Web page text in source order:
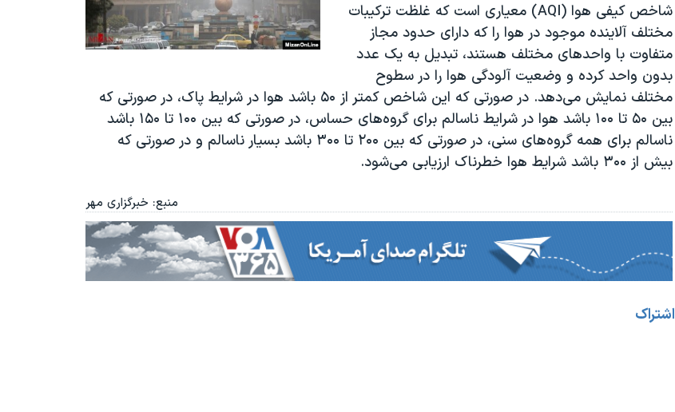
شاخص کیفی هوا (AQI) معیاری است که غلظت ترکیبات
مختلف آلاینده موجود در هوا را که دارای حدود مجاز
متفاوت با واحدهای مختلف هستند، تبدیل به یک عدد
بدون واحد کرده و وضعیت آلودگی هوا را در سطوح
مختلف نمایش می‌دهد. در صورتی که این شاخص کمتر از ۵۰ باشد هوا در شرایط پاک، در صورتی که
بین ۵۰ تا ۱۰۰ باشد هوا در شرایط ناسالم برای گروه‌های حساس، در صورتی که بین ۱۰۰ تا ۱۵۰ باشد
ناسالم برای همه گروه‌های سنی، در صورتی که بین ۲۰۰ تا ۳۰۰ باشد بسیار ناسالم و در صورتی که
بیش از ۳۰۰ باشد شرایط هوا خطرناک ارزیابی می‌شود.
منبع: خبرگزاری مهر
اشتراک